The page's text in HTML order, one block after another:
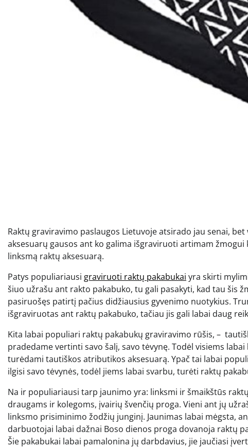
Raktų graviravimo paslaugos Lietuvoje atsirado jau senai,
aksesuarų gausos ant ko galima išgraviruoti artimam
linksmą raktų aksesuarą.
Patys populiariausi graviruoti raktų pakabukai yra skirti
šiuo užrašu ant rakto pakabuko, tu gali pasakyti, kad tau šis
pasiruošęs patirtį pačius didžiausius gyvenimo nuotykius.
išgraviruotas ant raktų pakabuko, tačiau jis gali labai daug
Kita labai populiari raktų pakabukų graviravimo rūšis, –
pradedame vertinti savo šalį, savo tėvynę. Todėl visiems
turėdami tautiškos atributikos aksesuarą. Ypač tai labai
ilgisi savo tėvynės, todėl jiems labai svarbu, turėti raktų
Na ir populiariausi tarp jaunimo yra: linksmi ir šmaikštūs
draugams ir kolegoms, įvairių švenčių proga. Vieni ant jų
linksmo prisiminimo žodžių junginį. Jaunimas labai mėgsta,
darbuotojai labai dažnai Boso dienos proga dovanoja raktų
Šie pakabukai labai pamalonina jų darbdavius, jie jaučiasi